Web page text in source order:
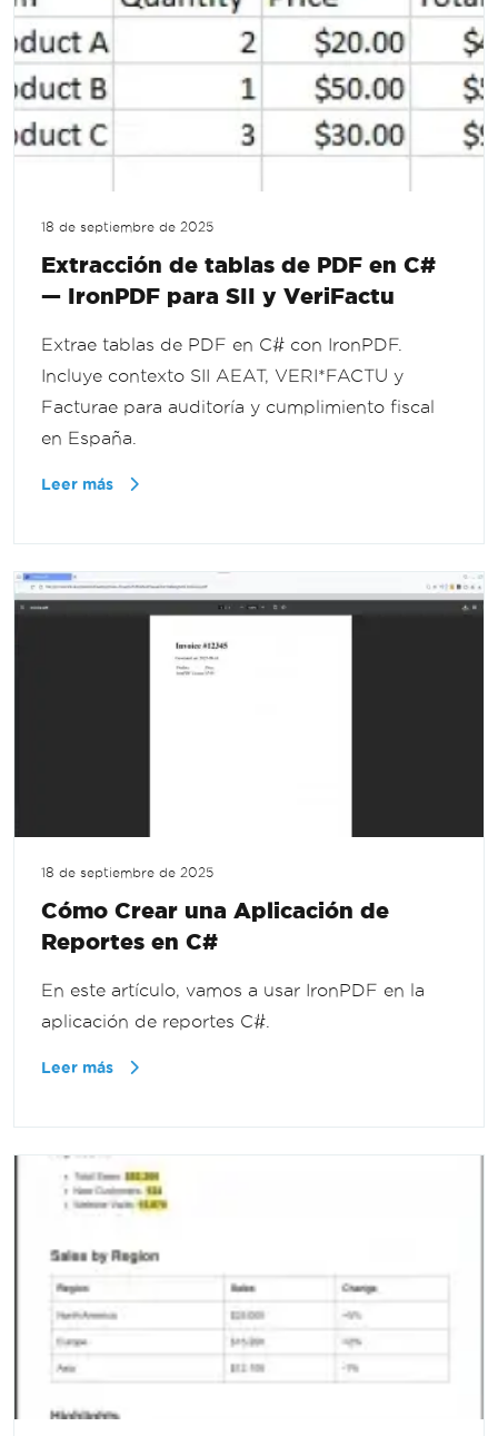
18 de septiembre de 2025
Extracción de tablas de PDF en C#
— IronPDF para SII y VeriFactu
Extrae tablas de PDF en C# con IronPDF.
Incluye contexto SII AEAT, VERI*FACTU y
Facturae para auditoría y cumplimiento fiscal
en España.
Leer más
18 de septiembre de 2025
Cómo Crear una Aplicación de
Reportes en C#
En este artículo, vamos a usar IronPDF en la
aplicación de reportes C#.
Leer más